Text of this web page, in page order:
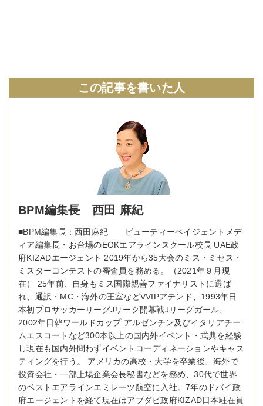
この記事を書いた人
BPM編集長 西田 麻紀
■BPM編集長：西田麻紀 ビューティーペイジェントメデ
ィア編集長・お台場のEOKエアラインスクール校長 UAE政
府KIZADエージェント 2019年から35大会のミス・ミセス・
ミスターコンテストの審査員を務める。（2021年９月現
在） 25年前、自身もミス国際親善ファイナリストに選ば
れ、通訳・MC・海外の王室などVVIPアテンド、1993年日
本初プロサッカーリーグJリーグ開幕戦Jリーグガール、
2002年日韓ワールドカップ アルゼンチン及びイタリアチー
ムエスコートなど300本以上の国内外イベント・式典を経験
し現在も国内外問わずイベントコーディネーションやキャス
ティングを行う。 アメリカの高校・大学を卒業後、海外で
投資会社・一部上場企業会長秘書などを務め、30代で世界
のベストエアラインエミレーツ航空に入社。7年のドバイ政
府エージェントを経て現在はアブダビ政府KIZAD日本駐在員